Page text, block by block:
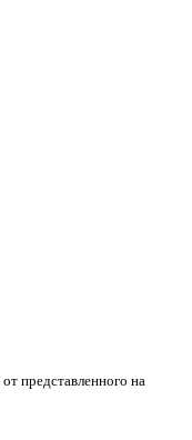
представленного на